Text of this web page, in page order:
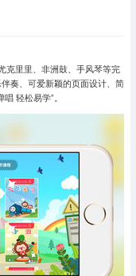
里里、非洲鼓、手风琴等完
奏、可爱新颖的页面设计、简
轻松易学”。